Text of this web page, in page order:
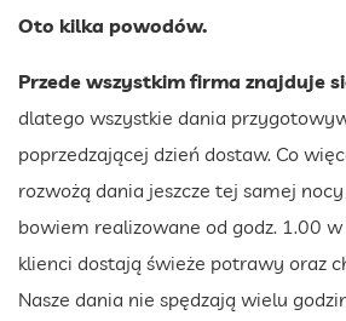
Oto kilka powodów.
Przede wszystkim firma znajduje
dlatego wszystkie dania
poprzedzającej dzień dostaw. Co
rozwożą dania jeszcze tej samej
bowiem realizowane od godz. 1.00 w
klienci dostają świeże potrawy oraz
Nasze dania nie spędzają wielu